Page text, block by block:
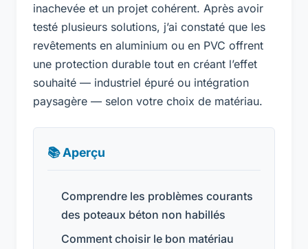
inachevée et un projet cohérent. Après avoir
testé plusieurs solutions, j’ai constaté que les
revêtements en aluminium ou en PVC offrent
une protection durable tout en créant l’effet
souhaité — industriel épuré ou intégration
paysagère — selon votre choix de matériau.
📚 Aperçu
Comprendre les problèmes courants
des poteaux béton non habillés
Comment choisir le bon matériau